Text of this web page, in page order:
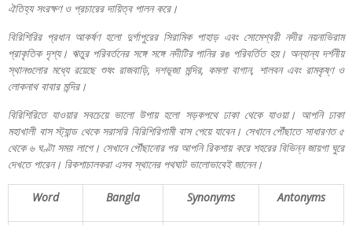
ঐতিহ্য সংরক্ষণ ও প্রচারের দায়িত্ব পালন করে।
বিরিশিরির প্রধান আকর্ষণ হলো দুর্গাপুরের সিরামিক পাহাড় এবং সোমেশ্বরী নদীর নয়নাভিরাম
প্রাকৃতিক দৃশ্য। ঋতুর পরিবর্তনের সঙ্গে সঙ্গে নদীটির পানির রঙ পরিবর্তিত হয়। অন্যান্য দর্শনীয়
স্থানগুলোর মধ্যে রয়েছে শুষং রাজবাড়ি, দশভূজা মন্দির, কমলা বাগান, শালবন এবং রামকৃষ্ণ ও
লোকনাথ বাবার মন্দির।
বিরিশিরিতে যাওয়ার সবচেয়ে ভালো উপায় হলো সড়কপথে ঢাকা থেকে যাওয়া। আপনি ঢাকা
মহাখালী বাস স্ট্যান্ড থেকে সরাসরি বিরিশিরিগামী বাস পেয়ে যাবেন। সেখানে পৌঁছাতে সাধারণত ৫
থেকে ৬ ঘণ্টা সময় লাগে। সেখানে পৌঁছানোর পর আপনি রিকশায় করে শহরের বিভিন্ন জায়গা ঘুরে
দেখতে পারেন। রিকশাচালকরা এসব স্থানের পথঘাট ভালোভাবেই জানেন।
Word Bangla Synonyms Antonyms